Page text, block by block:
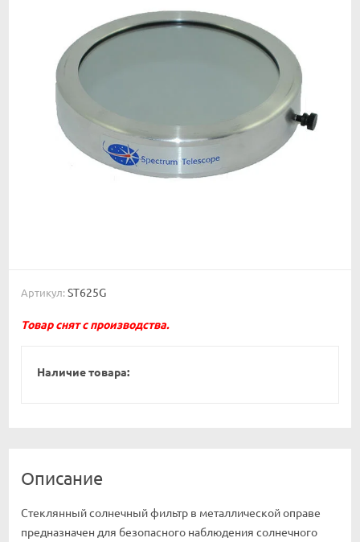
Артикул: ST625G
Товар снят с производства.
Наличие товара:
Описание
Стеклянный солнечный фильтр в металлической оправе
предназначен для безопасного наблюдения солнечного